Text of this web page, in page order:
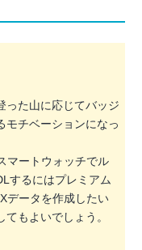
った山に応じてバッジ
モチベーションになっ
マートウォッチでル
するにはプレミアム
データを作成したい
もよいでしょう。